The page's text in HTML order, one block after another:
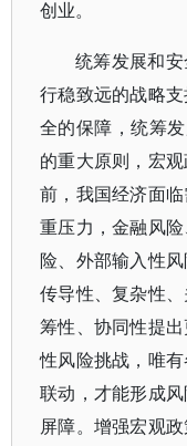
创业。
统筹发展和
行稳致远的战略
全的保障，统筹
的重大原则，宏
前，我国经济面
重压力，金融风
险、外部输入性
传导性、复杂性
筹性、协同性提
性风险挑战，唯
联动，才能形成
屏障。增强宏观